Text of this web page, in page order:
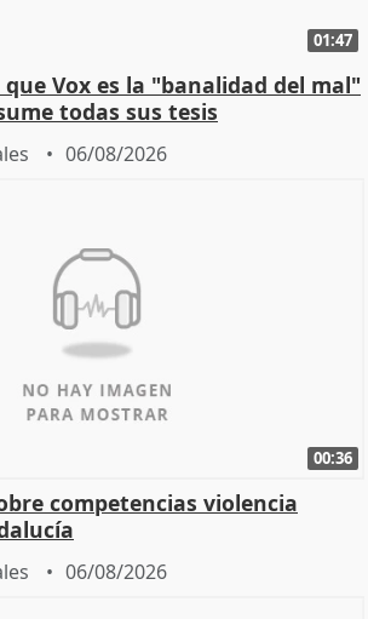
01:47
Vox es la "banalidad del mal"
todas sus tesis
06/08/2026
00:36
competencias violencia
06/08/2026